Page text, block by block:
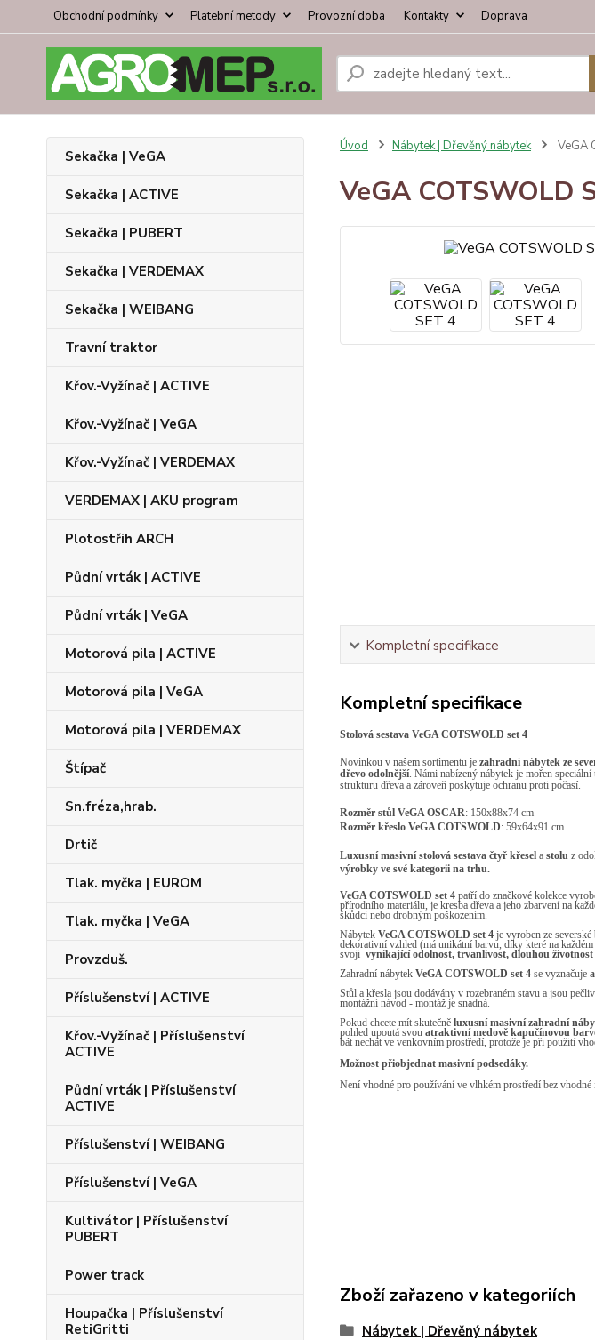
Obchodní podmínky Platební metody Provozní doba Kontakty Doprava
Sekačka | VeGA
Sekačka | ACTIVE
Sekačka | PUBERT
Sekačka | VERDEMAX
Sekačka | WEIBANG
Travní traktor
Křov.-Vyžínač | ACTIVE
Křov.-Vyžínač | VeGA
Křov.-Vyžínač | VERDEMAX
VERDEMAX | AKU program
Plotostřih ARCH
Půdní vrták | ACTIVE
Půdní vrták | VeGA
Motorová pila | ACTIVE
Motorová pila | VeGA
Motorová pila | VERDEMAX
Štípač
Sn.fréza,hrab.
Drtič
Tlak. myčka | EUROM
Tlak. myčka | VeGA
Provzduš.
Příslušenství | ACTIVE
Křov.-Vyžínač | Příslušenství
ACTIVE
Půdní vrták | Příslušenství
ACTIVE
Příslušenství | WEIBANG
Příslušenství | VeGA
Kultivátor | Příslušenství
PUBERT
Power track
Houpačka | Příslušenství
RetiGritti
Úvod Nábytek | Dřevěný nábytek VeGA
VeGA COTSWOLD
Kompletní specifikace
Kompletní specifikace
Stolová sestava VeGA COTSWOLD set 4
Novinkou v našem sortimentu je zahradní nábytek ze
dřevo odolnější. Námi nabízený nábytek je mořen
strukturu dřeva a zároveň poskytuje ochranu proti počasí.
Rozměr stůl VeGA OSCAR: 150x88x74 cm
Rozměr křeslo VeGA COTSWOLD: 59x64x91 cm
Luxusní masivní stolová sestava čtyřkřesel a stoluz
výrobky ve své kategorii na trhu.
VeGA COTSWOLD set 4patří do značkové kolekce
přírodního materiálu, je kresba dřeva a jeho zbarvení na
škůdci nebo drobným poškozením.
Nábytek VeGA COTSWOLD set 4je vyroben ze severské
dekorativní vzhled (má unikátní barvu, díky které na
svoji vynikající odolnost, trvanlivost, dlouhou životnost
Zahradní nábytekVeGA COTSWOLD set 4 se vyznačuje
Stůl a křesla jsou dodávány v rozebraném stavu a jsou
montážní návod - montáž je snadná.
Pokud chcete mít skutečně luxusní masivní zahradní
pohled upoutá svou atraktivní medově kapučínovou
bát nechat ve venkovním prostředí, protože je při použití
Možnost přiobjednat masivní podsedáky.
Není vhodné pro používání ve vlhkém prostředí bez vhodné
Zboží zařazeno v kategoriích
Nábytek | Dřevěný nábytek